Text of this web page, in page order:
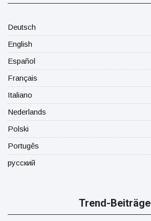
Deutsch
English
Español
Français
Italiano
Nederlands
Polski
Portugês
русский
Trend-Beiträge